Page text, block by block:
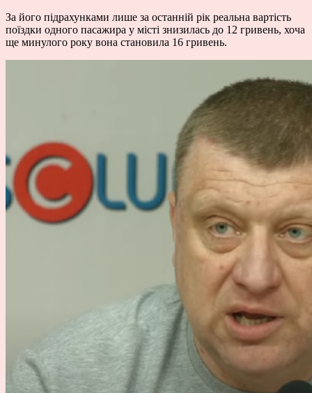
За його підрахунками лише за останній рік реальна вартість
поїздки одного пасажира у місті знизилась до 12 гривень, хоча
ще минулого року вона становила 16 гривень.